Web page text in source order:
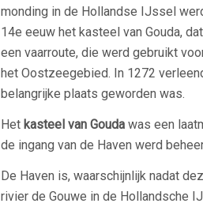
monding in de Hollandse IJssel
14e eeuw het kasteel van Gouda,
een vaarroute, die werd gebruikt
het Oostzeegebied. In 1272
belangrijke plaats geworden was.
Het kasteel van Gouda was een
de ingang van de Haven werd
De Haven is, waarschijnlijk nadat
rivier de Gouwe in de Hollandsche